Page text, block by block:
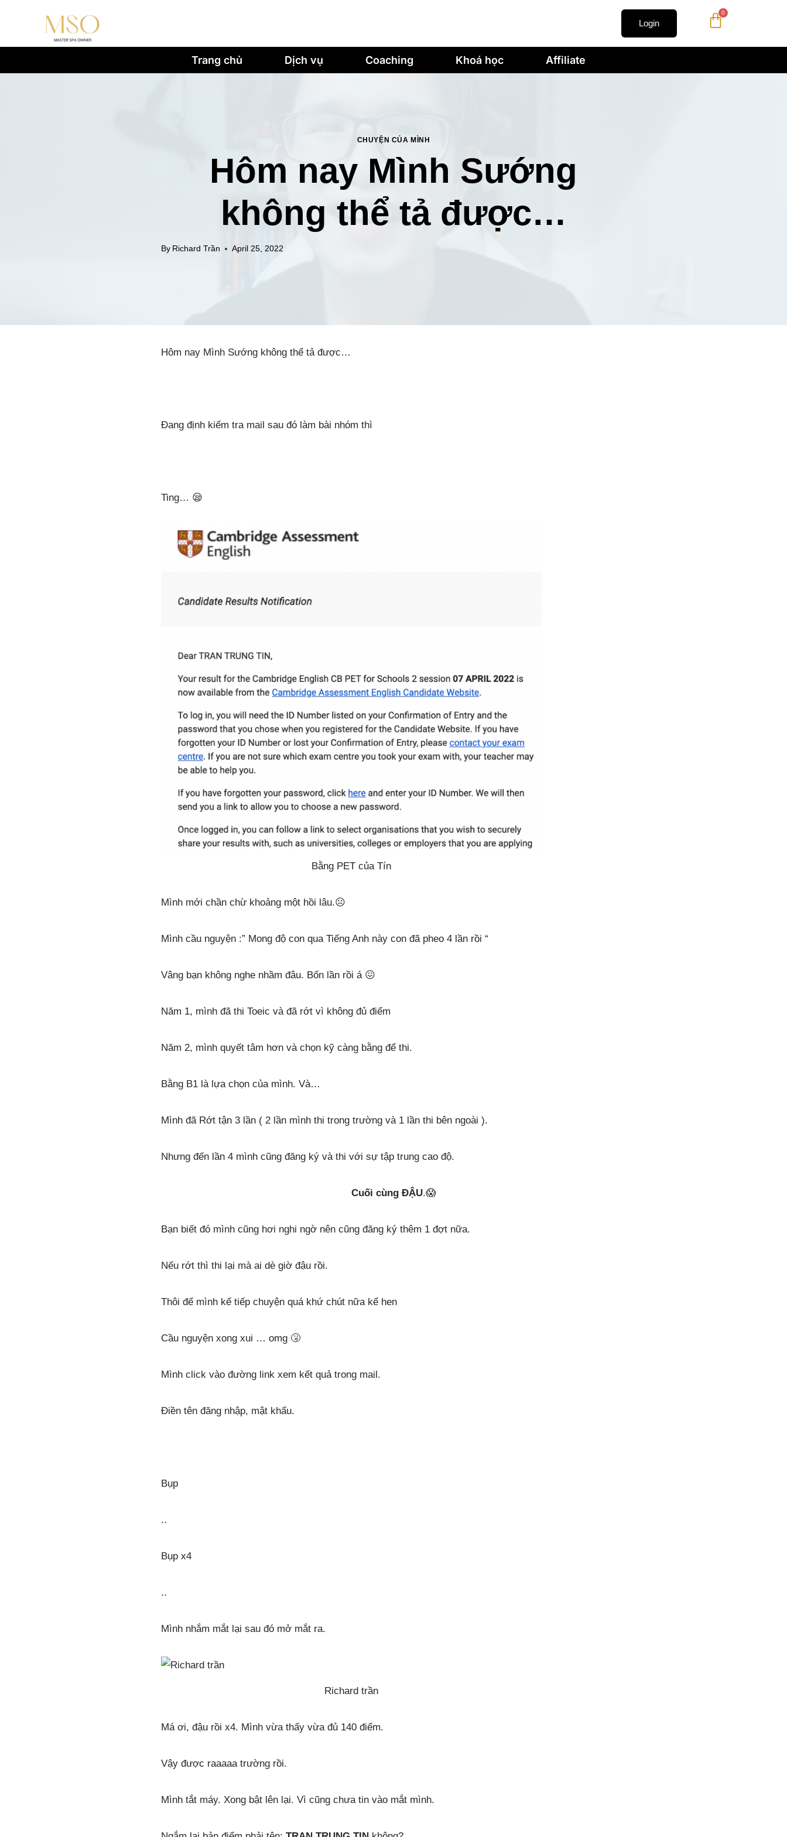
Login
0
Trang chủ Dịch vụ Coaching Khoá học Affiliate
CHUYỆN CỦA MÌNH
Hôm nay Mình Sướng
không thể tả được…
By Richard Trần April 25, 2022
Hôm nay Mình Sướng không thể tả được…
Đang định kiểm tra mail sau đó làm bài nhóm thì
Ting… 😪
Bằng PET của Tín
Mình mới chần chừ khoảng một hồi lâu.☹️
Mình cầu nguyện :” Mong độ con qua Tiếng Anh này con đã pheo 4 lần rồi “
Vâng bạn không nghe nhầm đâu. Bốn lần rồi á 😖
Năm 1, mình đã thi Toeic và đã rớt vì không đủ điểm
Năm 2, mình quyết tâm hơn và chọn kỹ càng bằng để thi.
Bằng B1 là lựa chọn của mình. Và…
Mình đã Rớt tận 3 lần ( 2 lần mình thi trong trường và 1 lần thi bên ngoài ).
Nhưng đến lần 4 mình cũng đăng ký và thi với sự tập trung cao độ.
Cuối cùng ĐẬU.😱
Bạn biết đó mình cũng hơi nghi ngờ nên cũng đăng ký thêm 1 đợt nữa.
Nếu rớt thì thi lại mà ai dè giờ đậu rồi.
Thôi để mình kể tiếp chuyện quá khứ chút nữa kể hen
Cầu nguyện xong xui … omg 🤧
Mình click vào đường link xem kết quả trong mail.
Điền tên đăng nhập, mật khẩu.
Bụp
..
Bụp x4
..
Mình nhắm mắt lại sau đó mở mắt ra.
Richard trần
Má ơi, đậu rồi x4. Mình vừa thấy vừa đủ 140 điểm.
Vậy được raaaaa trường rồi.
Mình tắt máy. Xong bật lên lại. Vì cũng chưa tin vào mắt mình.